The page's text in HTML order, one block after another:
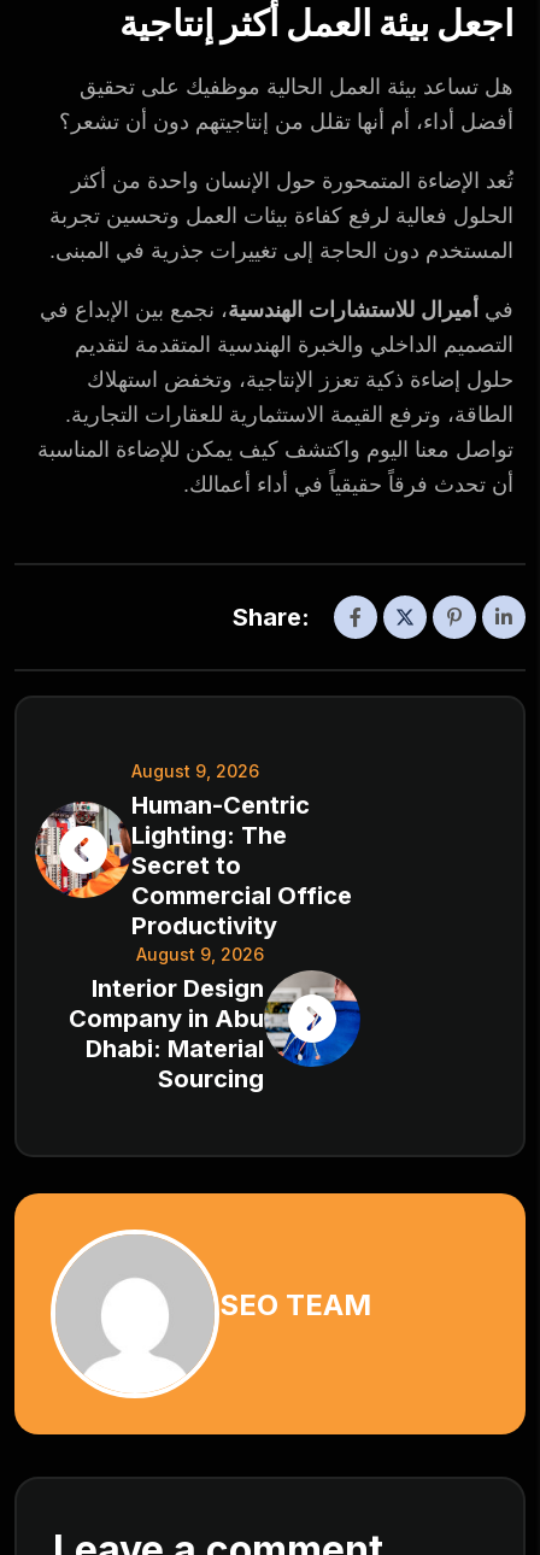
اجعل بيئة العمل أكثر إنتاجية
هل تساعد بيئة العمل الحالية موظفيك على تحقيق
أفضل أداء، أم أنها تقلل من إنتاجيتهم دون أن تشعر؟
تُعد الإضاءة المتمحورة حول الإنسان واحدة من أكثر
الحلول فعالية لرفع كفاءة بيئات العمل وتحسين تجربة
المستخدم دون الحاجة إلى تغييرات جذرية في المبنى.
في أميرال للاستشارات الهندسية، نجمع بين الإبداع في
التصميم الداخلي والخبرة الهندسية المتقدمة لتقديم
حلول إضاءة ذكية تعزز الإنتاجية، وتخفض استهلاك
الطاقة، وترفع القيمة الاستثمارية للعقارات التجارية.
تواصل معنا اليوم واكتشف كيف يمكن للإضاءة المناسبة
أن تحدث فرقاً حقيقياً في أداء أعمالك.
Share:
August 9, 2026
Human-Centric
Lighting: The
Secret to
Commercial Office
Productivity
August 9, 2026
Interior Design
Company in Abu
Dhabi: Material
Sourcing
SEO TEAM